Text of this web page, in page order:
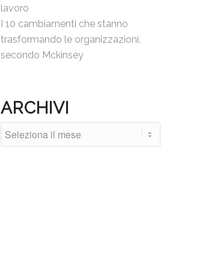
lavoro
I 10 cambiamenti che stanno
trasformando le organizzazioni,
secondo Mckinsey
ARCHIVI